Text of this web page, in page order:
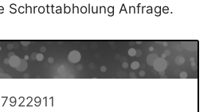
Schrottabholung Anfrage.